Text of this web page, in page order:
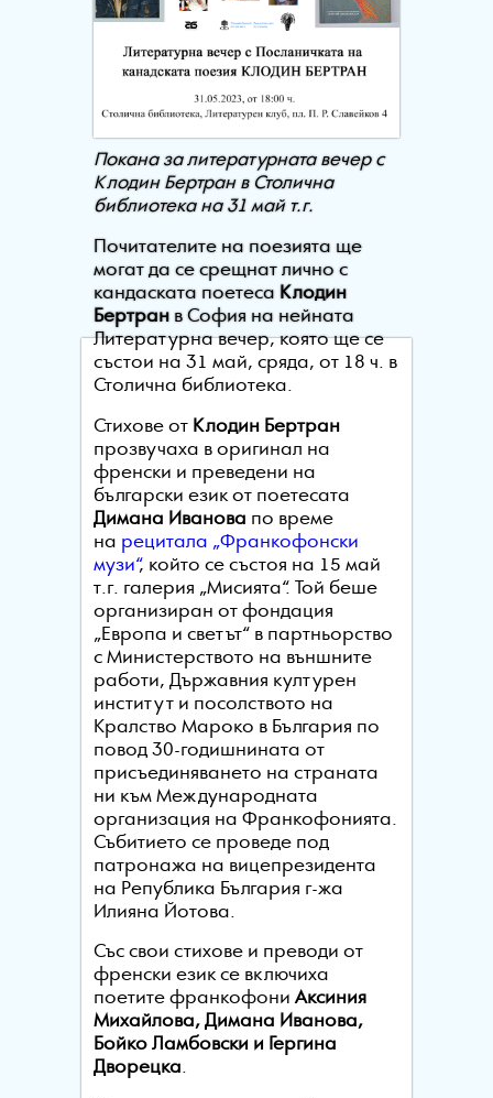
Покана за литературната вечер с
Клодин Бертран в Столична
библиотека на 31 май т.г.
Почитателите на поезията ще
могат да се срещнат лично с
кандаската поетеса Клодин
Бертран в София на нейната
Литературна вечер, която ще се
състои на 31 май, сряда, от 18 ч. в
Столична библиотека.
Стихове от Клодин Бертран
прозвучаха в оригинал на
френски и преведени на
български език от поетесата
Димана Иванова по време
на рецитала „Франкофонски
музи“, който се състоя на 15 май
т.г. галерия „Мисията“. Той беше
организиран от фондация
„Европа и светът“ в партньорство
с Министерството на външните
работи, Държавния културен
институт и посолството на
Кралство Мароко в България по
повод 30-годишнината от
присъединяването на страната
ни към Международната
организация на Франкофонията.
Събитието се проведе под
патронажа на вицепрезидента
на Република България г-жа
Илияна Йотова.
Със свои стихове и преводи от
френски език се включиха
поетите франкофониАксиния
Михайлова, Димана Иванова,
Бойко Ламбовски и Гергина
Дворецка.